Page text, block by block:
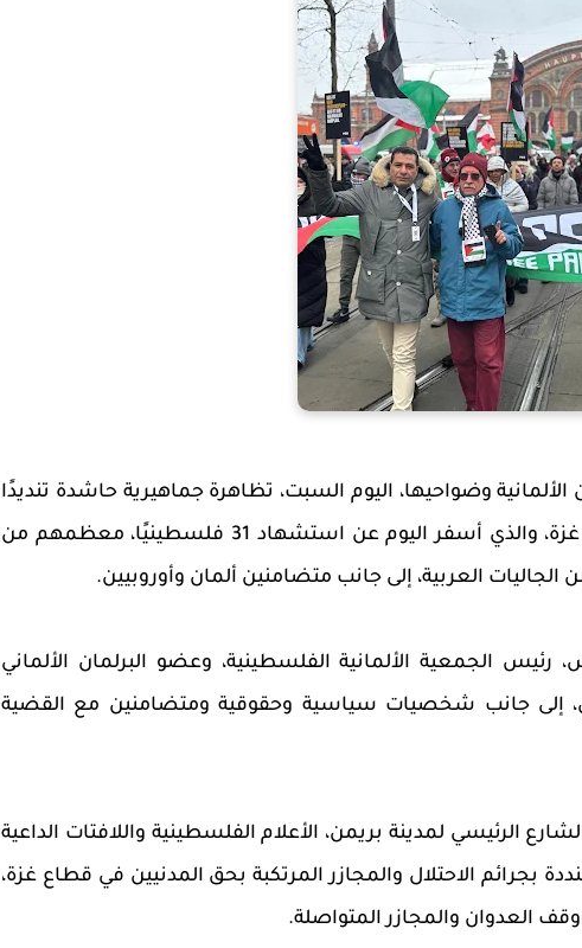
وضواحيها، اليوم السبت، تظاهرة جماهيرية حاشدة تنديدًا
بالعدوان الإسرائيلي المتواصل على قطاع غزة، والذي أسفر اليوم عن استشهاد 31 فلسطينيًا، معظمهم من
العربية، إلى جانب متضامنين ألمان وأوروبيين.
الجمعية الألمانية الفلسطينية، وعضو البرلمان الألماني
إلى جانب شخصيات سياسية وحقوقية ومتضامنين مع القضية
الرئيسي لمدينة بريمن، الأعلام الفلسطينية واللافتات الداعية
بجرائم الاحتلال والمجازر المرتكبة بحق المدنيين في قطاع غزة،
العدوان والمجازر المتواصلة.